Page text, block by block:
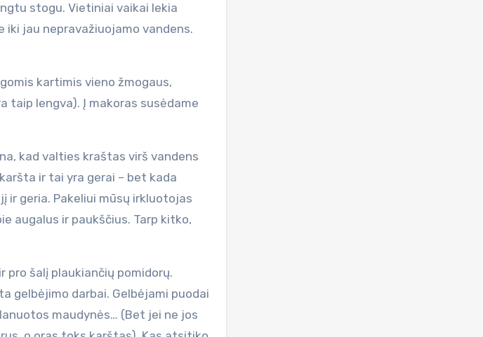
stogu. Vietiniai vaikai lekia
iki jau nepravažiuojamo vandens.
kartimis vieno žmogaus,
taip lengva). Į makoras susėdame
kad valties kraštas virš vandens
ir tai yra gerai – bet kada
geria. Pakeliui mūsų irkluotojas
augalus ir paukščius. Tarp kitko,
šalį plaukiančių pomidorų.
gelbėjimo darbai. Gelbėjami puodai
maudynės… (Bet jei ne jos